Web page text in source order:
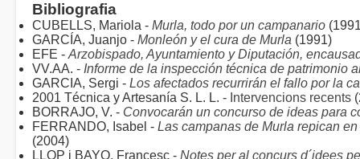
Bibliografia
CUBELLS, Mariola - Murla, todo por un campanario
GARCÍA, Juanjo - Monleón y el cura de Murla (1991)
EFE - Arzobispado, Ayuntamiento y Diputación,
VV.AA. - Informe de la inspección técnica de patrimonio
GARCIA, Sergi - Los afectados recurrirán el fallo por la
2001 Técnica y Artesanía S. L. L. - Intervencions recents
BORRAJO, V. - Convocarán un concurso de ideas para
FERRANDO, Isabel - Las campanas de Murla repican
(2004)
LLOP i BAYO, Francesc - Notes per al concurs d´idees